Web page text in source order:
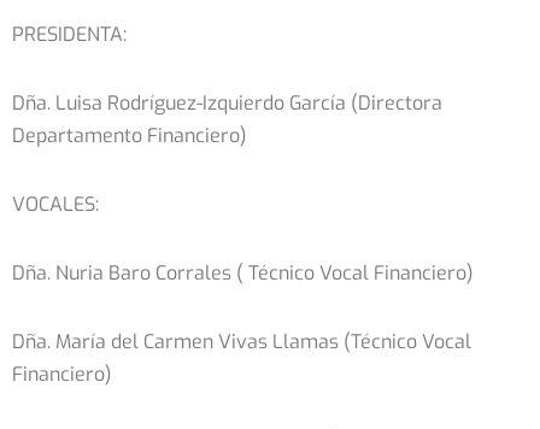
PRESIDENTA:
Dña. Luisa Rodríguez-Izquierdo García (Directora
Departamento Financiero)
VOCALES:
Dña. Nuria Baro Corrales ( Técnico Vocal Financiero)
Dña. María del Carmen Vivas Llamas (Técnico Vocal
Financiero)